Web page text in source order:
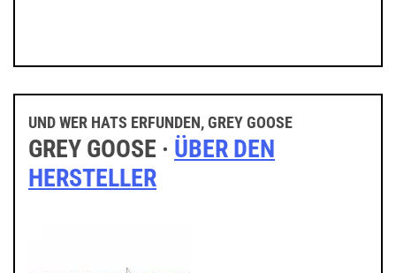
UND WER HATS ERFUNDEN, GREY GOOSE
GREY GOOSE · ÜBER DEN
HERSTELLER